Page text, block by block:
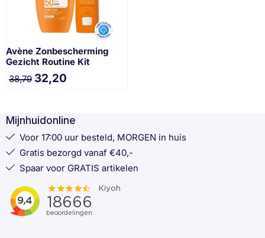
Avène Zonbescherming
Gezicht Routine Kit
38,79 32,20
Mijnhuidonline
Voor 17:00 uur besteld, MORGEN in huis
Gratis bezorgd vanaf €40,-
Spaar voor GRATIS artikelen